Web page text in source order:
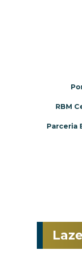
RBM
Parceria